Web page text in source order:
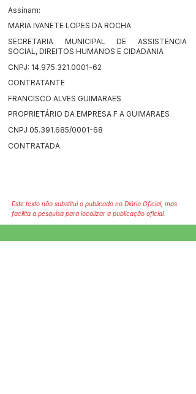
Assinam:
MARIA IVANETE LOPES DA ROCHA
SECRETARIA MUNICIPAL DE ASSISTENCIA
SOCIAL, DIREITOS HUMANOS E CIDADANIA
CNPJ: 14.975.321.0001-62
CONTRATANTE
FRANCISCO ALVES GUIMARAES
PROPRIETÁRIO DA EMPRESA F A GUIMARAES
CNPJ 05.391.685/0001-68
CONTRATADA
Este texto não substitui o publicado no Diário Oficial, mas
facilita a pesquisa para localizar a publicação oficial.